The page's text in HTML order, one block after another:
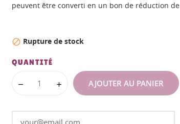
peuvent être converti en un bon de réduction de
 Rupture de stock
QUANTITÉ
AJOUTER AU PANIER